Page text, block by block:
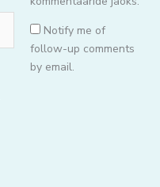
Notify me of
follow-up comments
by email.